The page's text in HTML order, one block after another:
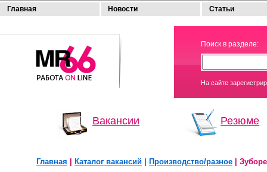
Главная Новости Статьи
МОЯ
РАБОТА
Поиск в разделе:
На сайте
Вакансии Резюме
Главная Каталог вакансий Производство/разное |